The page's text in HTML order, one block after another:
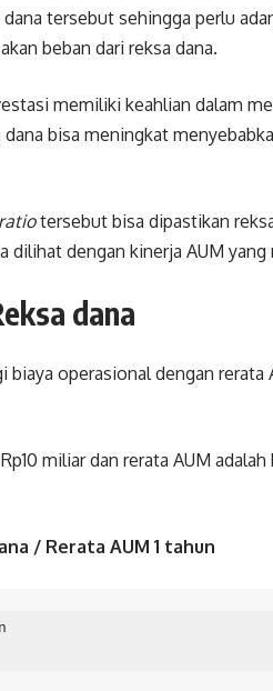
tersebut sehingga perlu
beban dari reksa dana.
memiliki keahlian dalam
bisa meningkat
tersebut bisa dipastikan
dengan kinerja AUM yang
dana
biaya operasional dengan rerata
miliar dan rerata AUM adalah
/ Rerata AUM 1 tahun